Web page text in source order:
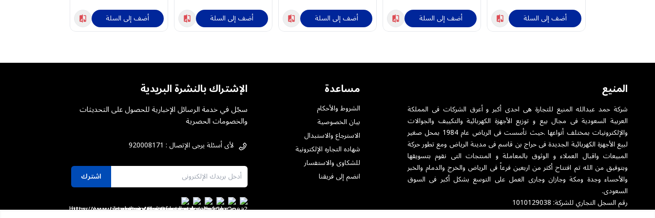
أضف إلى السلة أضف إلى السلة أضف إلى السلة أضف إلى السلة أضف إلى السلة
المنيع
شركة حمد عبدالله المنيع للتجارة هى احدى أكبر و أعرق الشركات فى المملكة
العربية السعودية فى مجال بيع و توزيع الأجهزة الكهربائية والتكييف والجوالات
والإلكترونيات بمختلف أنواعها .حيث تأسست فى الرياض عام 1984 بمحل صغير
لبيع الأجهزة الكهربائية الجديدة فى حراج بن قاسم فى مدينة الرياض ومع تطور حركة
المبيعات واقبال العملاء و الوثوق بالمعاملة و المنتجات التى نقوم بتسويقها
وبتوفيق من الله تم افتتاح أكثر من اربعين فرعاً فى الرياض والخرج والدمام والخبر
والأحساء وجدة ومكة وجازان وجارى العمل على التوسع بشكل أكبر فى السوق
السعودى.
رقم السجل التجاري للشركة: 1010129038
مساعدة
الشروط والأحكام
بيان الخصوصية
الاسترجاع والاستبدال
شهاده التجاره الإلكترونية
للشكاوى والاستفسار
انضم إلى فريقنا
الإشتراك بالنشرة البريدية
سجّل في خدمة الرسائل الإخبارية للحصول على التحديثات
والخصومات الحصرية
لأى أسئلة يرجى الإتصال : 920008171
اشترك